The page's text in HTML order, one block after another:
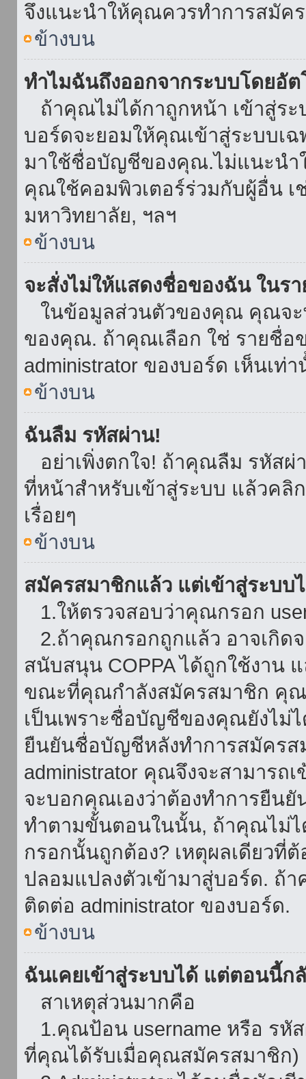
จึงแนะนำให้คุณควรทำการสมัค
ข้างบน
ทำไมฉันถึงออกจากระบบโดยอั
ถ้าคุณไม่ได้กาถูกหน้า เข้าสู่ร
บอร์ดจะยอมให้คุณเข้าสู่ระบบเ
มาใช้ชื่อบัญชีของคุณ.ไม่แนะนำ
คุณใช้คอมพิวเตอร์ร่วมกับผู้อื่น เ
มหาวิทยาลัย, ฯลฯ
ข้างบน
จะสั่งไม่ให้แสดงชื่อของฉัน ในร
ในข้อมูลส่วนตัวของคุณ คุณจะ
ของคุณ. ถ้าคุณเลือก ใช่ รายชื่
administrator ของบอร์ด เห็นเ
ข้างบน
ฉันลืม รหัสผ่าน!
อย่าเพิ่งตกใจ! ถ้าคุณลืม รหัสผ่
ที่หน้าสำหรับเข้าสู่ระบบ แล้วค
เรื่อยๆ
ข้างบน
สมัครสมาชิกแล้ว แต่เข้าสู่ระบบ
1.ให้ตรวจสอบว่าคุณกรอก
2.ถ้าคุณกรอกถูกแล้ว อาจเกิด
สนับสนุน COPPA ได้ถูกใช้งาน
ขณะที่คุณกำลังสมัครสมาชิก คุ
เป็นเพราะชื่อบัญชีของคุณยังไม่
ยืนยันชื่อบัญชีหลังทำการสมัครส
administrator คุณจึงจะสามาร
จะบอกคุณเองว่าต้องทำการยืน
ทำตามขั้นตอนในนั้น, ถ้าคุณไม่
กรอกนั้นถูกต้อง? เหตุผลเดียวที่
ปลอมแปลงตัวเข้ามาสู่บอร์ด. ถ้
ติดต่อ administrator ของบอร์ด.
ข้างบน
ฉันเคยเข้าสู่ระบบได้ แต่ตอนนี้ก
สาเหตุส่วนมากคือ
1.คุณป้อน username หรือ รหั
ที่คุณได้รับเมื่อคุณสมัครสมาชิก)